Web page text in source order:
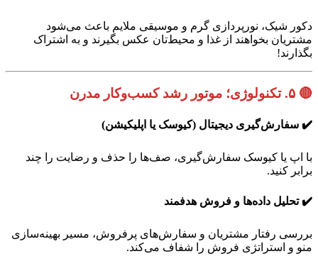
دکور شیک، نورپردازی گرم و موسیقی ملایم باعث می‌شود
مشتریان بخواهند از غذا و محیط‌تان عکس بگیرند و به اشتراک
بگذارند!
🔴 ۵. تکنولوژی؛ موتور رشد کسب‌وکار مدرن
✔️ سفارش‌گیری دیجیتال (کیوسک یا اپلیکیشن)
با اپ یا کیوسک سفارش‌گیری، صف‌ها را حذف و رضایت را چند
برابر کنید.
✔️ تحلیل داده‌ها و فروش هدفمند
بررسی رفتار مشتریان و سفارش‌های پرفروش، مسیر بهینه‌سازی
منو و استراتژی فروش را شفاف می‌کند.